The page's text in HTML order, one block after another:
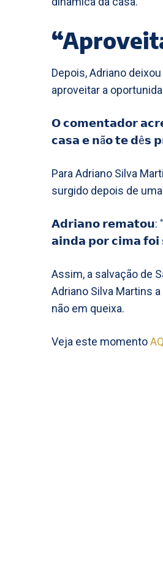
Depois, Adriano
aproveitar a
𝗢 𝗰𝗼𝗺𝗲𝗻𝘁𝗮𝗱𝗼𝗿
𝗰𝗮𝘀𝗮 𝗲 𝗻ã𝗼 𝘁𝗲 𝗱ê𝘀
Para Adriano Silva
surgido depois de
𝗔𝗱𝗿𝗶𝗮𝗻𝗼 𝗿𝗲𝗺𝗮𝘁𝗼𝘂:
𝗮𝗶𝗻𝗱𝗮 𝗽𝗼𝗿 𝗰𝗶𝗺𝗮 𝗳𝗼𝗶
Assim, a salvação de
Adriano Silva Martins
não em queixa.
Veja este momento